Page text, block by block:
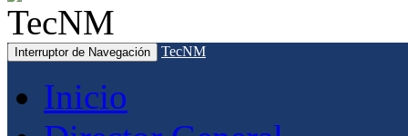
Interruptor de Navegación TecNM
Inicio